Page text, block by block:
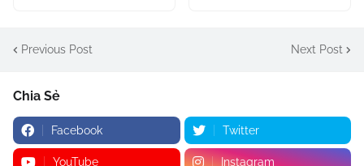
Previous Post Next Post
Chia Sẻ
Facebook Twitter
YouTube Instagram